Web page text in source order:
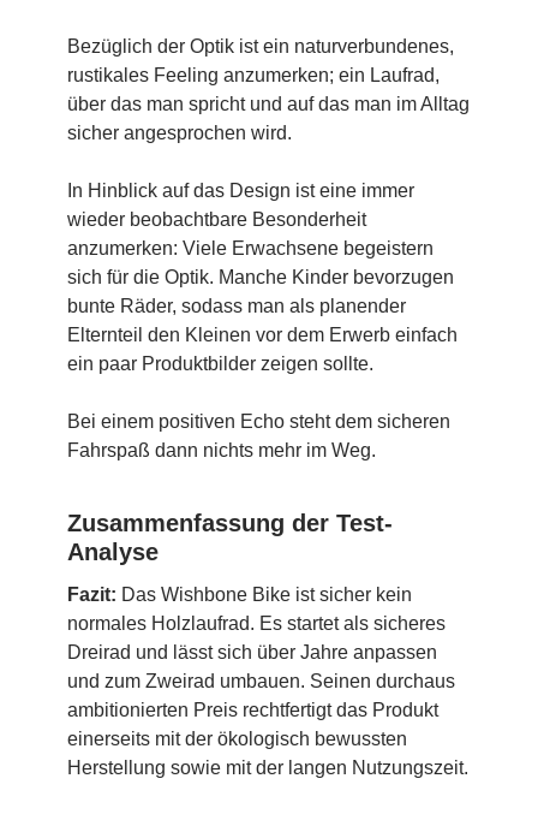
Bezüglich der Optik ist ein naturverbundenes,
rustikales Feeling anzumerken; ein Laufrad,
über das man spricht und auf das man im Alltag
sicher angesprochen wird.
In Hinblick auf das Design ist eine immer
wieder beobachtbare Besonderheit
anzumerken: Viele Erwachsene begeistern
sich für die Optik. Manche Kinder bevorzugen
bunte Räder, sodass man als planender
Elternteil den Kleinen vor dem Erwerb einfach
ein paar Produktbilder zeigen sollte.
Bei einem positiven Echo steht dem sicheren
Fahrspaß dann nichts mehr im Weg.
Zusammenfassung der Test-
Analyse
Fazit: Das Wishbone Bike ist sicher kein
normales Holzlaufrad. Es startet als sicheres
Dreirad und lässt sich über Jahre anpassen
und zum Zweirad umbauen. Seinen durchaus
ambitionierten Preis rechtfertigt das Produkt
einerseits mit der ökologisch bewussten
Herstellung sowie mit der langen Nutzungszeit.